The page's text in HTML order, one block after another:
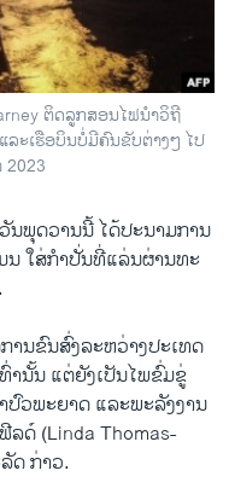
ຕິດລູກສອນໄຟນຳວິຖີ
ະເຮືອບິນບໍ່ມີຄົນຂັບຕ່າງໆ ໄປ
ພຸດ​ວານ​ນີ້ ​ໄດ້​ປະນາມ​ການ​
ນ ​ໃສ່​ກຳ​ປັ່ນ​ທີ່​ແລ່ນ​ຜ່ານ​ທະ​
ານຂົນສົ່ງລະຫວ່າງປະເທດ
າ​ນັ້ນ ແຕ່ຍັງ​ເປັນ​ໄພ​ຂົ່ມ​ຂູ່​
ປົວ​ພະ​ຍາດ ແລະ​ພະ​ລັງ​ງານ
ດ໌ (Linda Thomas-
ດ ກ່າວ.